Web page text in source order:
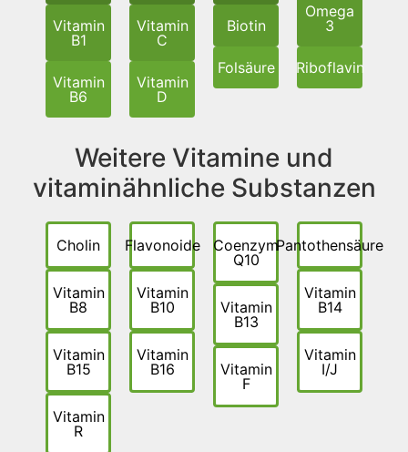
Vitamin
B1
Vitamin
B6
Vitamin
C
Vitamin
D
Biotin
Folsäure
Omega
3
Riboflavin
Weitere Vitamine und
vitaminähnliche Substanzen
Cholin
Vitamin
B8
Vitamin
B15
Vitamin
R
Flavonoide
Vitamin
B10
Vitamin
B16
Coenzym
Q10
Vitamin
B13
Vitamin
F
Pantothensäure
Vitamin
B14
Vitamin
I/J